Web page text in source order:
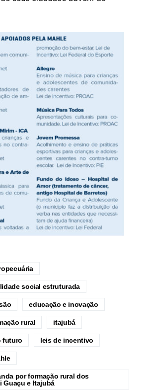
social estruturada
educação e inovação
rural itajubá
futuro leis de incentivo
por formação rural dos
Guaçu e Itajubá